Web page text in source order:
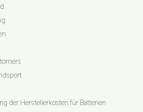
der Herstellerkosten für Batterien